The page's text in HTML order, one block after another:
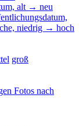
alt → neu
niedrig → hoch
groß
Fotos nach